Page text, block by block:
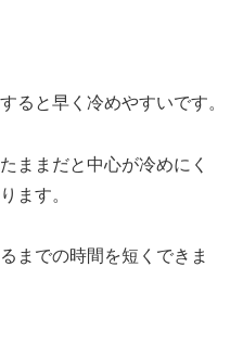
ると早く冷めやすいです。
ままだと中心が冷めにく
ます。
までの時間を短くできま